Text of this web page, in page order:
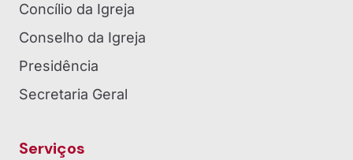
Concílio da Igreja
Conselho da Igreja
Presidência
Secretaria Geral
Serviços